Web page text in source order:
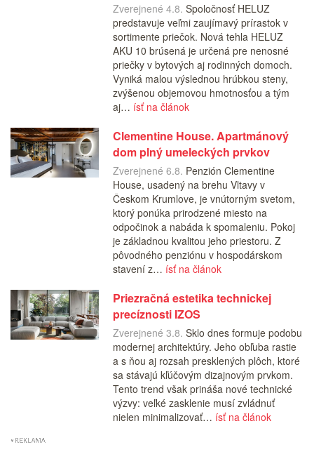
Zverejnené 4.8. Spoločnosť HELUZ
predstavuje veľmi zaujímavý prírastok v
sortimente priečok. Nová tehla HELUZ
AKU 10 brúsená je určená pre nenosné
priečky v bytových aj rodinných domoch.
Vyniká malou výslednou hrúbkou steny,
zvýšenou objemovou hmotnosťou a tým
aj… ísť na článok
Clementine House. Apartmánový
dom plný umeleckých prvkov
Zverejnené 6.8. Penzión Clementine
House, usadený na brehu Vltavy v
Českom Krumlove, je vnútorným svetom,
ktorý ponúka prirodzené miesto na
odpočinok a nabáda k spomaleniu. Pokoj
je základnou kvalitou jeho priestoru. Z
pôvodného penziónu v hospodárskom
stavení z… ísť na článok
Priezračná estetika technickej
precíznosti IZOS
Zverejnené 3.8. Sklo dnes formuje podobu
modernej architektúry. Jeho obľuba rastie
a s ňou aj rozsah presklených plôch, ktoré
sa stávajú kľúčovým dizajnovým prvkom.
Tento trend však prináša nové technické
výzvy: veľké zasklenie musí zvládnuť
nielen minimalizovať… ísť na článok